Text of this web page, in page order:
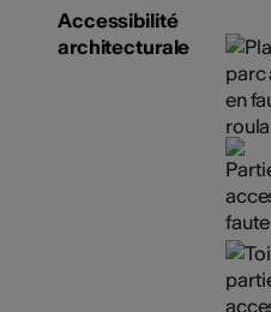
Accessibilité
architecturale